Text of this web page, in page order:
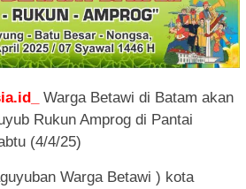
Warga Betawi di Batam akan
Rukun Amprog di Pantai
(4/4/25)
Warga Betawi ) kota